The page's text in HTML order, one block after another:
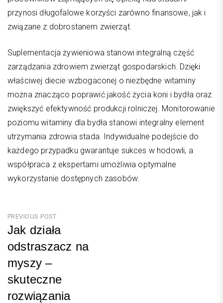
przynosi długofalowe korzyści zarówno finansowe, jak i
związane z dobrostanem zwierząt.
Suplementacja żywieniowa stanowi integralną część
zarządzania zdrowiem zwierząt gospodarskich. Dzięki
właściwej diecie wzbogaconej o niezbędne witaminy
można znacząco poprawić jakość życia koni i bydła oraz
zwiększyć efektywność produkcji rolniczej. Monitorowanie
poziomu witaminy dla bydła stanowi integralny element
utrzymania zdrowia stada. Indywidualne podejście do
każdego przypadku gwarantuje sukces w hodowli, a
współpraca z ekspertami umożliwia optymalne
wykorzystanie dostępnych zasobów.
Nawigacja
wpisu
PREVIOUS POST
Jak działa
odstraszacz na
myszy –
skuteczne
rozwiązania